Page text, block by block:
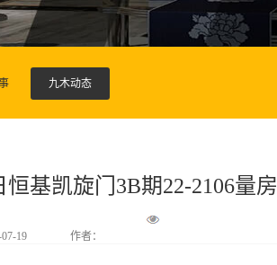
九木动态
恒基凯旋门3B期22-2106量房
19 作者：